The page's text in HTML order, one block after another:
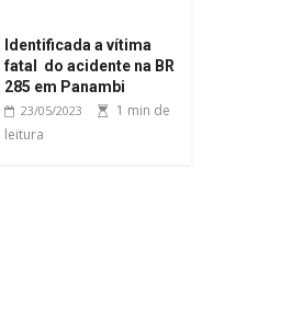
Identificada a vítima
fatal do acidente na BR
285 em Panambi
23/05/2023
1 min de
leitura